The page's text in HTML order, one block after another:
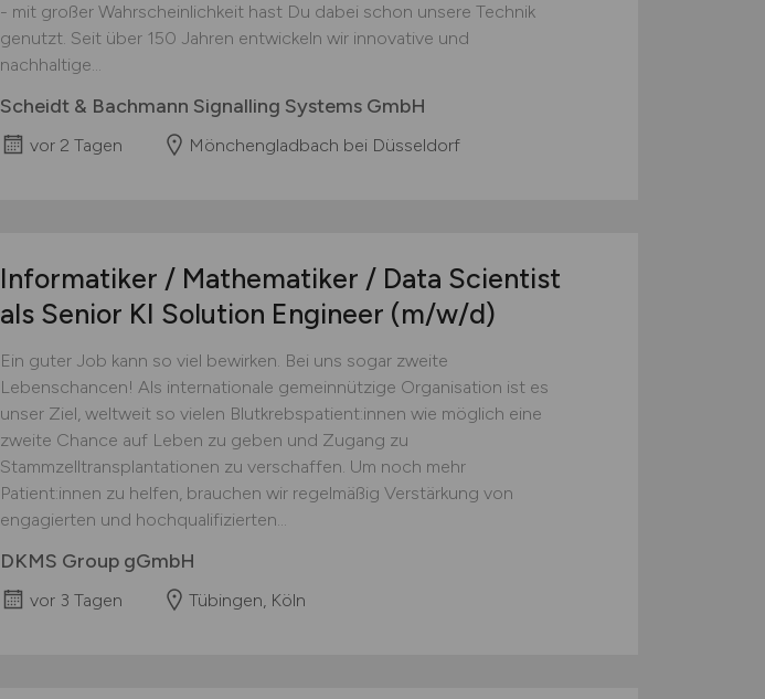
- mit großer Wahrscheinlichkeit hast Du dabei schon unsere Technik
genutzt. Seit über 150 Jahren entwickeln wir innovative und
nachhaltige...
Scheidt & Bachmann Signalling Systems GmbH
vor 2 Tagen Mönchengladbach bei Düsseldorf
Informatiker / Mathematiker / Data Scientist
als Senior KI Solution Engineer (m/w/d)
Ein guter Job kann so viel bewirken. Bei uns sogar zweite
Lebenschancen! Als internationale gemeinnützige Organisation ist es
unser Ziel, weltweit so vielen Blutkrebspatient:innen wie möglich eine
zweite Chance auf Leben zu geben und Zugang zu
Stammzelltransplantationen zu verschaffen. Um noch mehr
Patient:innen zu helfen, brauchen wir regelmäßig Verstärkung von
engagierten und hochqualifizierten...
DKMS Group gGmbH
vor 3 Tagen Tübingen, Köln